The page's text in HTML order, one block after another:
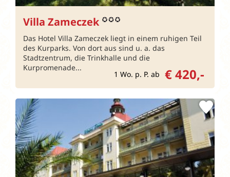
Villa Zameczek
Das Hotel Villa Zameczek liegt in einem ruhigen Teil
des Kurparks. Von dort aus sind u. a. das
Stadtzentrum, die Trinkhalle und die
Kurpromenade...
1 Wo. p. P. ab € 420,-